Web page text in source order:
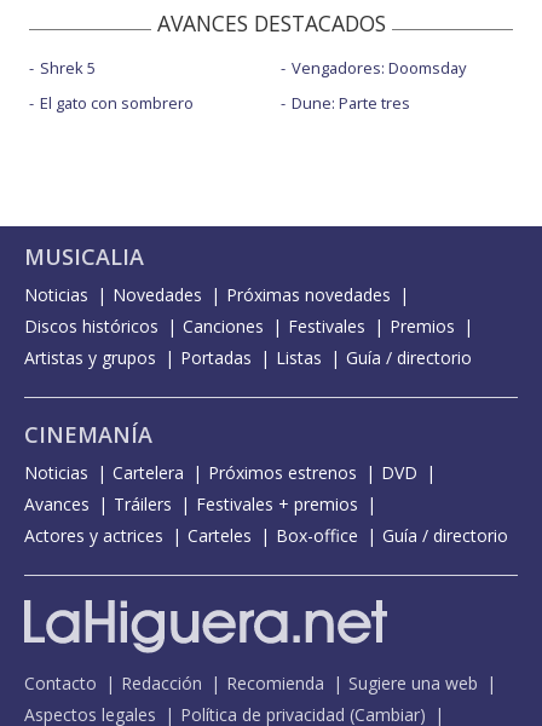
AVANCES DESTACADOS
Shrek 5
El gato con sombrero
Vengadores: Doomsday
Dune: Parte tres
MUSICALIA
Noticias Novedades
Próximas novedades
Discos históricos
Canciones Festivales
Premios
Artistas y grupos
Portadas Listas Guía / directorio
CINEMANÍA
Noticias Cartelera Próximos estrenos
DVD
Avances
Tráilers
Festivales + premios
Actores y actrices
Carteles Box-office Guía / directorio
Contacto Redacción Recomienda
Sugiere una web
Aspectos legales
Política de privacidad (Cambiar)